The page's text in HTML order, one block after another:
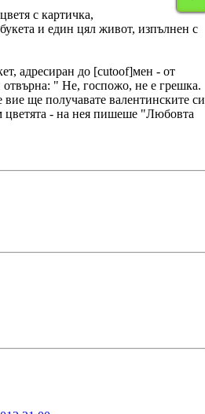
с картичка,
и един цял живот, изпълнен с
адресиран до [cutoof]мен - от
" Не, госпожо, не е грешка.
ще получавате валентинските си
цветята - на нея пишеше "Любовта